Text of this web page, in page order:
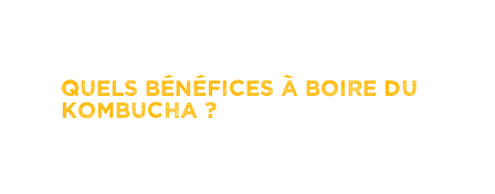
Quels bénéfices à boire du
kombucha ?